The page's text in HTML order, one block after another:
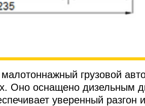
грузовой
Оно оснащено дизельным
уверенный разгон